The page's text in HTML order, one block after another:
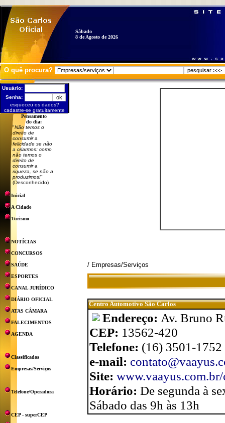
Sábado
8 de Agosto de 2026
O quê procura?
Usuário:
Senha:
esqueceu os dados?
cadastre-se gratuitamente
Pensamento
do dia:
"Não temos o
direito de
consumir a
felicidade se não
a criarmos: como
não temos o
direito de
consumir a
riqueza, se não a
produzimos!"
(Desconhecido)
Inicial
A Cidade
Turismo
NOTÍCIAS
CONCURSOS
SAÚDE
ESPORTES
CANAL JURÍDICO
DIÁRIO OFICIAL
ATAS CÂMARA
FALECIMENTOS
AGENDA
Classificados
Empresas/Serviços
Telefone/Operadora
CEP - superCEP
/ Empresas/Serviços
Centro Automotivo São Carlos
Endereço: Av. Bruno
CEP: 13562-420
Telefone: (16) 3501-1752
e-mail:
Site:
Horário: De segunda à
Sábado das 9h às 13h